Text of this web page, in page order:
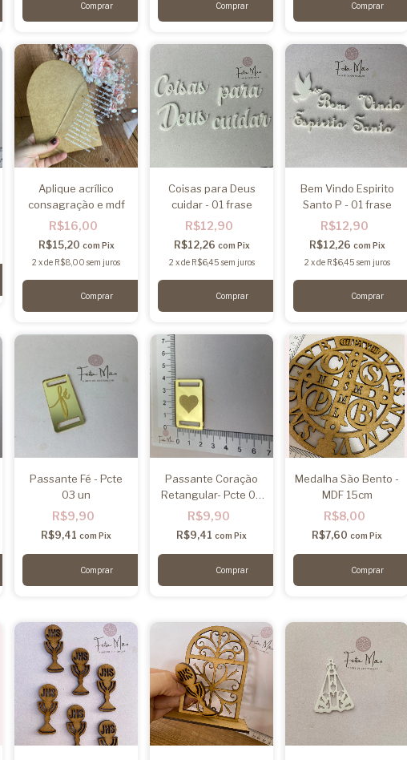
Aplique acrílico
consagração e mdf
R$16,00
R$15,20 com Pix
2 xde R$8,00 sem juros
Coisas para Deus
cuidar - 01 frase
R$12,90
R$12,26 com Pix
2 xde R$6,45 sem juros
Bem Vindo Espirito
Santo P - 01 frase
R$12,90
R$12,26 com Pix
2 xde R$6,45 sem juros
Passante Fé - Pcte
03 un
R$9,90
R$9,41 com Pix
Passante Coração
Retangular- Pcte 03
un
R$9,90
R$9,41 com Pix
Medalha São Bento -
MDF 15cm
R$8,00
R$7,60 com Pix